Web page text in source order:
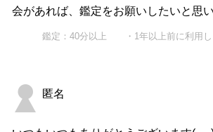
会があれば、鑑定をお願いしたいと思い
鑑定：40分以上 ・1年以上前に利用し
匿名